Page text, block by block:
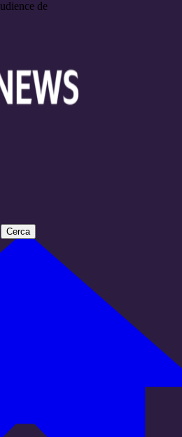
de
Cerca